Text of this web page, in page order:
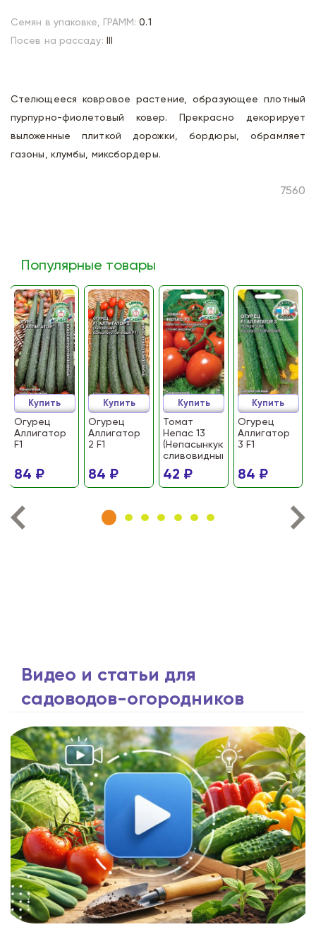
Семян в упаковке, ГРАММ: 0.1
Посев на рассаду:
Стелющееся ковровое растение, образующее плотный
пурпурно-фиолетовый ковер. Прекрасно декорирует
выложенные плиткой дорожки, бордюры, обрамляет
газоны, клумбы, миксбордеры.
7560
Популярные товары
Огурец
Аллигатор
F1
84 ₽
Купить
Огурец
Аллигатор
2 F1
84 ₽
Купить
Томат
Непас 13
(Непасынкующийся
сливовидный)
42 ₽
Купить
Огурец
Аллигатор
3 F1
84 ₽
Купить
Видео и статьи для
садоводов-огородников